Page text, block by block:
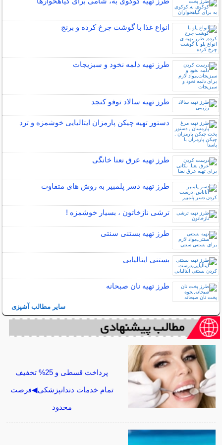
انواع غذا با گوشت چرخ کرده و برنج
طرز تهیه دلمه نخود و سبزیجات
طرز تهیه سالاد توفو کنجد
دستور تهیه چیکن پارمزان ایتالیایی خوشمزه و ترد
طرز تهیه عرق نعنا خانگی
طرز تهیه دسر پلمبیر به روش های متفاوت
ترشی نازخاتون ، بسیار خوشمزه !
طرز تهیه بستنی سنتی
بستنی ایتالیایی
طرز تهیه نان صبحانه
سایر مطالب آشپزی
پرداخت قسطی و 25% تخفیف
تمام خدمات دندانپزشکی◀فرصت
محدود